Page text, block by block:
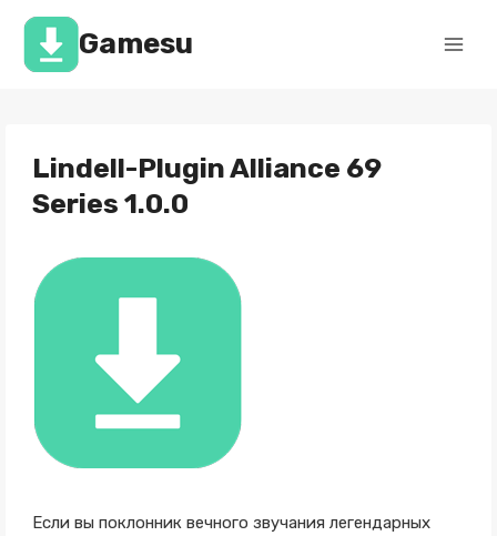
Перейти
содержимомуGamesu
Lindell-Plugin Alliance 69
Series 1.0.0
Если вы поклонник вечного звучания легендарных